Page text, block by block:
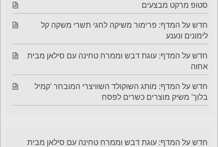
סטופ מרקט מבצעים
חדש על המדף: פרימור משיקה לחגי תשרי משקה קל
לימונים ונענע
חדש על המדף: עוגת דבש וממרח טחינה עם סילאן מבית
אחוה
חדש על המדף: מותג השוקולד השוויצרי המובחר 'קמיל
בלוך' משיק מוצרים כשרים לפסח
חדש על המדף: עוגת דבש וממרח טחינה עם סילאן מבית